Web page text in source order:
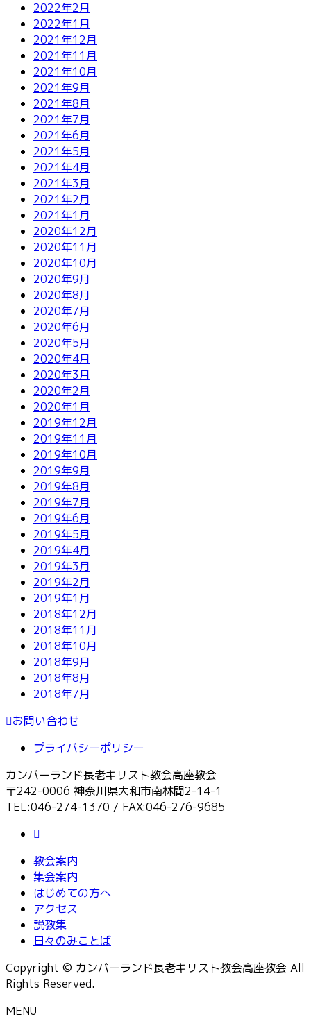
2022年2月
2022年1月
2021年12月
2021年11月
2021年10月
2021年9月
2021年8月
2021年7月
2021年6月
2021年5月
2021年4月
2021年3月
2021年2月
2021年1月
2020年12月
2020年11月
2020年10月
2020年9月
2020年8月
2020年7月
2020年6月
2020年5月
2020年4月
2020年3月
2020年2月
2020年1月
2019年12月
2019年11月
2019年10月
2019年9月
2019年8月
2019年7月
2019年6月
2019年5月
2019年4月
2019年3月
2019年2月
2019年1月
2018年12月
2018年11月
2018年10月
2018年9月
2018年8月
2018年7月
お問い合わせ
プライバシーポリシー
カンバーランド長老キリスト教会高座教会
〒242-0006 神奈川県大和市南林間2-14-1
TEL:046-274-1370 / FAX:046-276-9685
教会案内
集会案内
はじめての方へ
アクセス
説教集
日々のみことば
Copyright © カンバーランド長老キリスト教会高座教会 All
Rights Reserved.
MENU